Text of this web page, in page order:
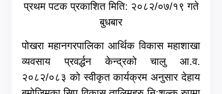
प्रथम पटक प्रकाशित मिति: २०८२/०७/१९ गते
बुधबार
पोखरा महानगरपालिका आर्थिक विकास महाशाखा
व्यवसाय प्रवर्द्धन केन्द्रको चालु आ.व.
२०८२/०८३ को स्वीकृत कार्यक्रम अनुसार देहाय